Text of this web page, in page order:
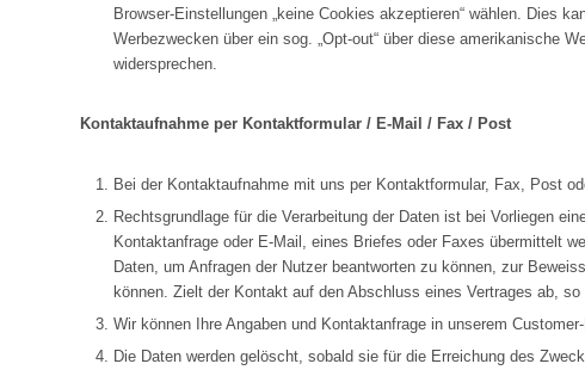
Browser-Einstellungen „keine Cookies akzeptieren“ wählen. Dies
Werbezwecken über ein sog. „Opt-out“ über diese amerikanische
widersprechen.
Kontaktaufnahme per Kontaktformular / E-Mail / Fax / Post
Bei der Kontaktaufnahme mit uns per Kontaktformular, Fax, Post
Rechtsgrundlage für die Verarbeitung der Daten ist bei Vorliegen
Kontaktanfrage oder E-Mail, eines Briefes oder Faxes übermittelt
Daten, um Anfragen der Nutzer beantworten zu können, zur
können. Zielt der Kontakt auf den Abschluss eines Vertrages ab,
Wir können Ihre Angaben und Kontaktanfrage in unserem
Die Daten werden gelöscht, sobald sie für die Erreichung des